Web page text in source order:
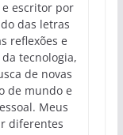
escritor por
das letras
reflexões e
tecnologia,
de novas
de mundo e
Meus
diferentes